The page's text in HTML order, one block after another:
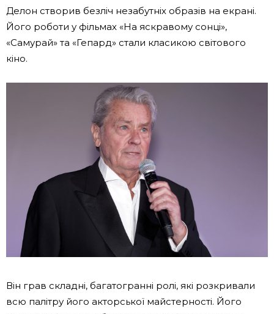
Делон створив безліч незабутніх образів на екрані.
Його роботи у фільмах «На яскравому сонці»,
«Самурай» та «Гепард» стали класикою світового
кіно.
Він грав складні, багатогранні ролі, які розкривали
всю палітру його акторської майстерності. Його